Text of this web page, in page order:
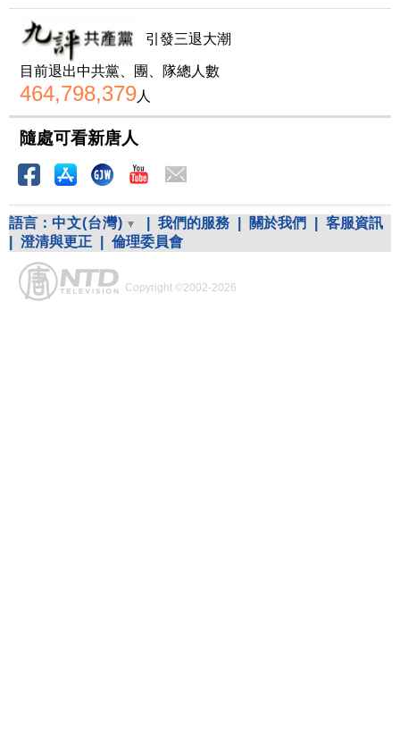
引發三退大潮
目前退出中共黨、團、隊總人數
464,798,379人
隨處可看新唐人
語言： 中文(台灣) 我們的服務 關於我們
客服資訊
澄清與更正 倫理委員會
Copyright ©2002-2026